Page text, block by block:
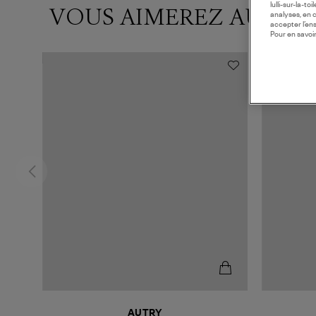
VOUS AIMEREZ AUSSI
AUTRY
lulli-sur-la-
analyses, en
accepter
Pour en